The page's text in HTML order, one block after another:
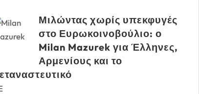
Μιλώντας χωρίς υπεκφυγές
στο Ευρωκοινοβούλιο: ο
Milan Mazurek για Έλληνες,
Αρμενίους και το